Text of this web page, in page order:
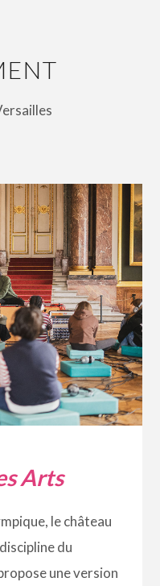
Arts
le château
du
une version